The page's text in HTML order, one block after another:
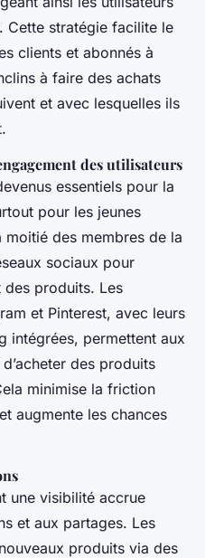
Cette stratégie facilite le
clients et abonnés à
à faire des achats
et avec lesquelles ils
des utilisateurs
essentiels pour la
pour les jeunes
des membres de la
sociaux pour
des produits. Les
et Pinterest, avec leurs
intégrées, permettent aux
des produits
minimise la friction
augmente les chances
une visibilité accrue
et aux partages. Les
produits via des